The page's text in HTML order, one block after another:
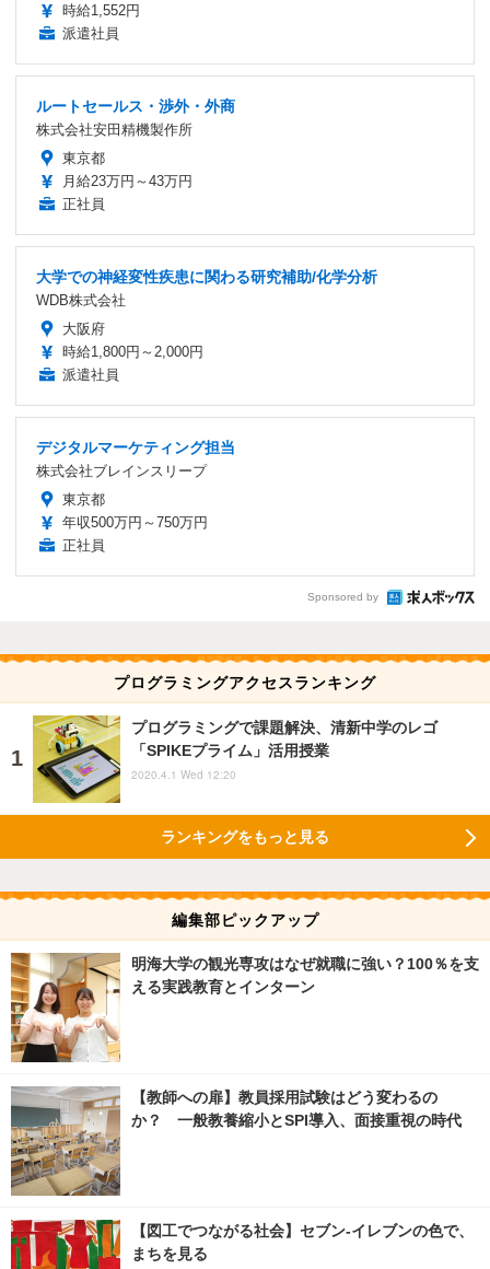
時給1,552円
派遣社員
ルートセールス・渉外・外商
株式会社安田精機製作所
東京都
月給23万円～43万円
正社員
大学での神経変性疾患に関わる研究補助/化学分析
WDB株式会社
大阪府
時給1,800円～2,000円
派遣社員
デジタルマーケティング担当
株式会社ブレインスリープ
東京都
年収500万円～750万円
正社員
Sponsored by
プログラミングアクセスランキング
プログラミングで課題解決、清新中学のレゴ
「SPIKEプライム」活用授業
2020.4.1 Wed 12:20
ランキングをもっと見る
編集部ピックアップ
明海大学の観光専攻はなぜ就職に強い？100％を支
える実践教育とインターン
【教師への扉】教員採用試験はどう変わるの
か？ 一般教養縮小とSPI導入、面接重視の時代
【図工でつながる社会】セブン‐イレブンの色で、
まちを見る